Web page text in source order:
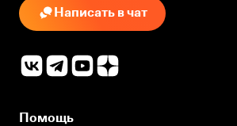
Написать в чат
Помощь